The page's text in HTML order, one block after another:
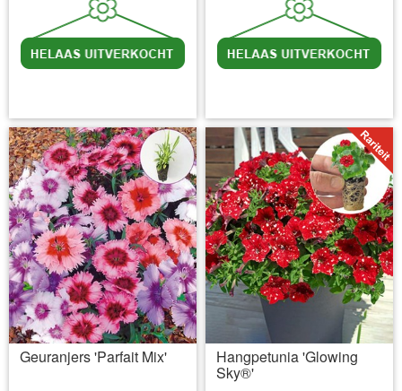
Geuranjers 'Parfait Mix' Hangpetunia 'Glowing
Sky®'